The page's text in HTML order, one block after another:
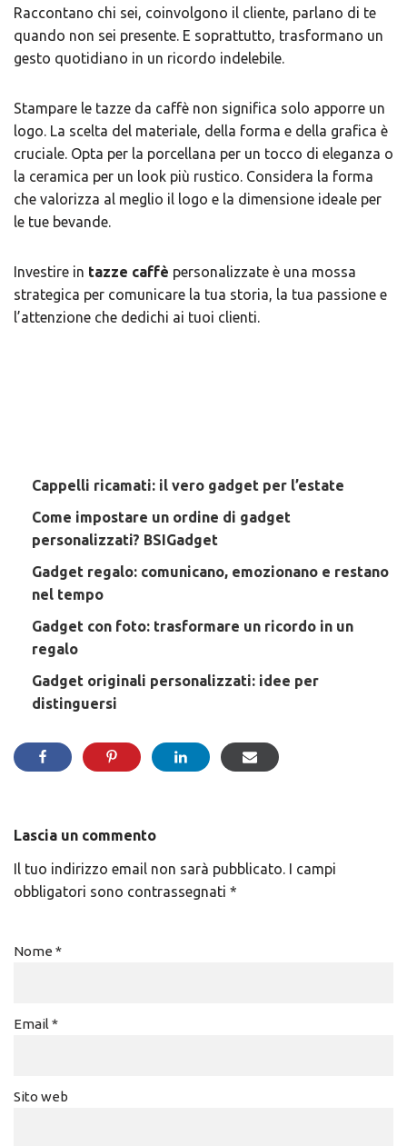
Raccontano chi sei, coinvolgono il cliente, parlano di te
quando non sei presente. E soprattutto, trasformano un
gesto quotidiano in un ricordo indelebile.
Stampare le tazze da caffè non significa solo apporre un
logo. La scelta del materiale, della forma e della grafica è
cruciale. Opta per la porcellana per un tocco di eleganza o
la ceramica per un look più rustico. Considera la forma
che valorizza al meglio il logo e la dimensione ideale per
le tue bevande.
Investire in tazze caffè personalizzate è una mossa
strategica per comunicare la tua storia, la tua passione e
l’attenzione che dedichi ai tuoi clienti.
Cappelli ricamati: il vero gadget per l’estate
Come impostare un ordine di gadget
personalizzati? BSIGadget
Gadget regalo: comunicano, emozionano e restano
nel tempo
Gadget con foto: trasformare un ricordo in un
regalo
Gadget originali personalizzati: idee per
distinguersi
Lascia un commento
Il tuo indirizzo email non sarà pubblicato.
I campi
obbligatori sono contrassegnati *
Nome *
Email *
Sito web